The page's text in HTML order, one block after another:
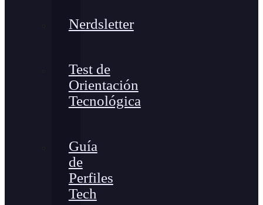
Nerdsletter
Test de
Orientación
Tecnológica
Guía
de
Perfiles
Tech